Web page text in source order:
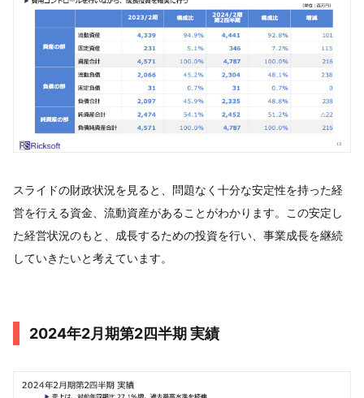
スライドの財政状況を見ると、問題なく十分な安定性を持った経
営を行える資金、流動資産があることがわかります。この安定し
た経営状況のもと、成長するための投資を行い、事業成長を継続
していきたいと考えています。
2024年2月期第2四半期 実績